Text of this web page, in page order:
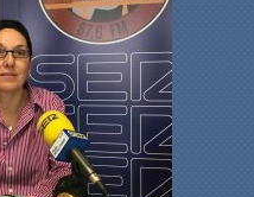
o
o
k
e
r